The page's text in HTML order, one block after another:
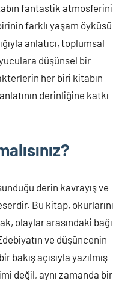
fantastik atmosferini
farklı yaşam öyküsü
anlatıcı, toplumsal
düşünsel bir
her biri kitabın
derinliğine katkı
derin kavrayış ve
Bu kitap, okurlarını
olaylar arasındaki bağı
ve düşüncenin
bakış açısıyla yazılmış
değil, aynı zamanda bir